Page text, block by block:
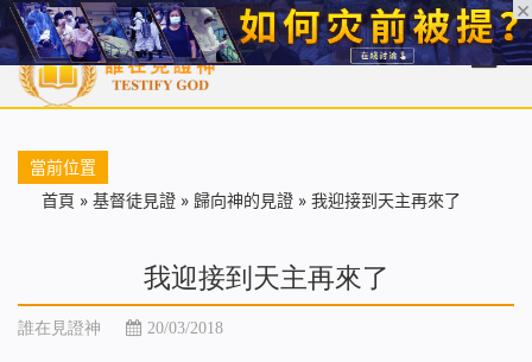
首頁 每日靈糧 天國福音 基督徒見證 信仰解答 聖經
當前位置
首頁 » 基督徒見證 » 歸向神的見證 » 我迎接到天主再來了
我迎接到天主再來了
誰在見證神 20/03/2018